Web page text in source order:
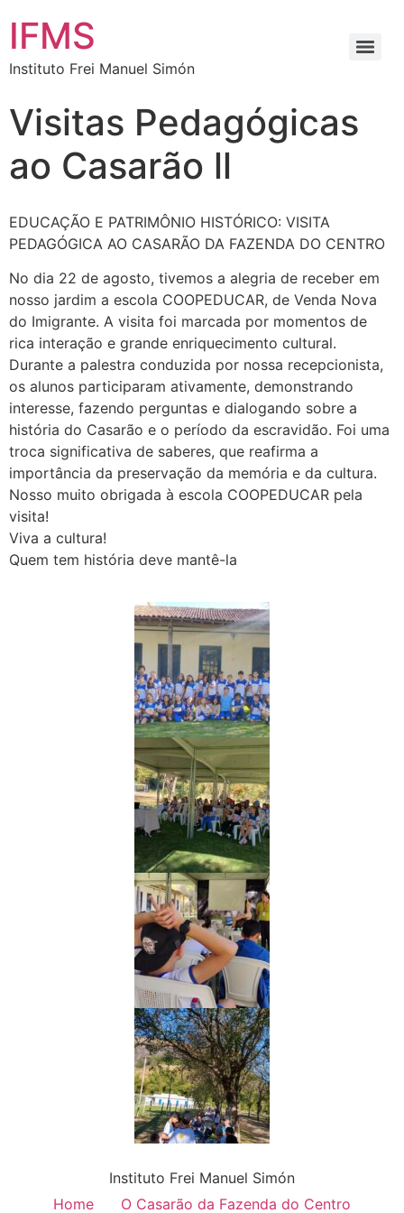
IFMS
Instituto Frei Manuel Simón
Visitas Pedagógicas
ao Casarão ll
EDUCAÇÃO E PATRIMÔNIO HISTÓRICO: VISITA
PEDAGÓGICA AO CASARÃO DA FAZENDA DO CENTRO
No dia 22 de agosto, tivemos a alegria de receber em
nosso jardim a escola COOPEDUCAR, de Venda Nova
do Imigrante. A visita foi marcada por momentos de
rica interação e grande enriquecimento cultural.
Durante a palestra conduzida por nossa recepcionista,
os alunos participaram ativamente, demonstrando
interesse, fazendo perguntas e dialogando sobre a
história do Casarão e o período da escravidão. Foi uma
troca significativa de saberes, que reafirma a
importância da preservação da memória e da cultura.
Nosso muito obrigada à escola COOPEDUCAR pela
visita!
Viva a cultura!
Quem tem história deve mantê-la
Instituto Frei Manuel Simón
Home
O Casarão da Fazenda do Centro